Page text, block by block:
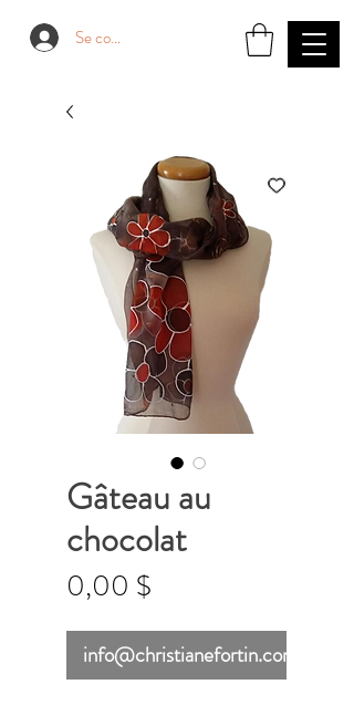
Se connecter
Gâteau au
chocolat
0,00 $
info@christianefortin.com